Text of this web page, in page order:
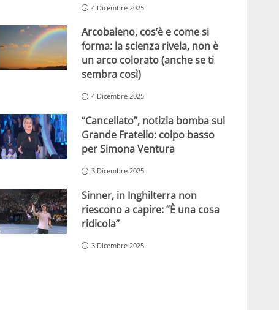
4 Dicembre 2025
Arcobaleno, cos’è e come si
forma: la scienza rivela, non è
un arco colorato (anche se ti
sembra così)
4 Dicembre 2025
“Cancellato”, notizia bomba sul
Grande Fratello: colpo basso
per Simona Ventura
3 Dicembre 2025
Sinner, in Inghilterra non
riescono a capire: ”È una cosa
ridicola”
3 Dicembre 2025